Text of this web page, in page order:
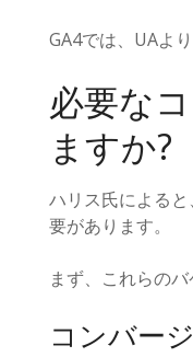
GA4では、UAよ
必要な
ますか?
ハリス氏による
要があります。
まず、これらの
コンバー